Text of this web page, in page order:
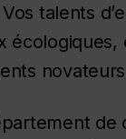
Vos talents
de